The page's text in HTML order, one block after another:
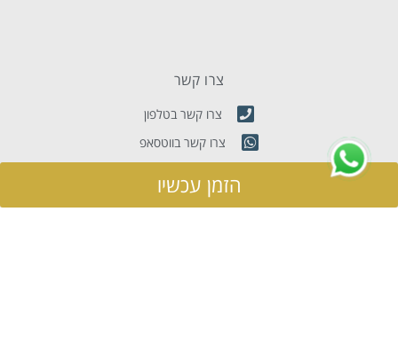
הזמן עכשיו
צרו קשר
צרו קשר בטלפון
צרו קשר בווטסאפ